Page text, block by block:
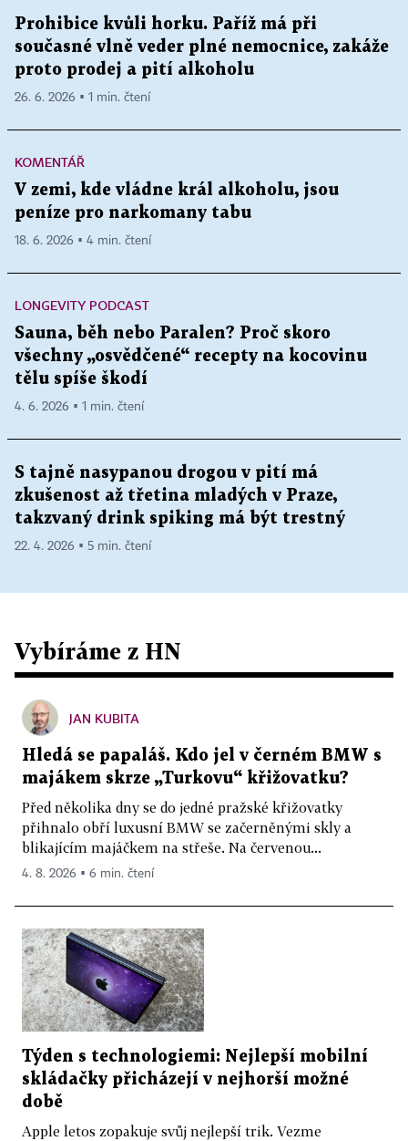
Prohibice kvůli horku. Paříž má při
současné vlně veder plné nemocnice, zakáže
proto prodej a pití alkoholu
26. 6. 2026 ▪ 1 min. čtení
KOMENTÁŘ
V zemi, kde vládne král alkoholu, jsou
peníze pro narkomany tabu
18. 6. 2026 ▪ 4 min. čtení
LONGEVITY PODCAST
Sauna, běh nebo Paralen? Proč skoro
všechny „osvědčené“ recepty na kocovinu
tělu spíše škodí
4. 6. 2026 ▪ 1 min. čtení
S tajně nasypanou drogou v pití má
zkušenost až třetina mladých v Praze,
takzvaný drink spiking má být trestný
22. 4. 2026 ▪ 5 min. čtení
Vybíráme z HN
JAN KUBITA
Hledá se papaláš. Kdo jel v černém BMW s
majákem skrze „Turkovu“ křižovatku?
Před několika dny se do jedné pražské křižovatky
přihnalo obří luxusní BMW se začerněnými skly a
blikajícím majáčkem na střeše. Na červenou...
4. 8. 2026 ▪ 6 min. čtení
Týden s technologiemi: Nejlepší mobilní
skládačky přicházejí v nejhorší možné
době
Apple letos zopakuje svůj nejlepší trik. Vezme